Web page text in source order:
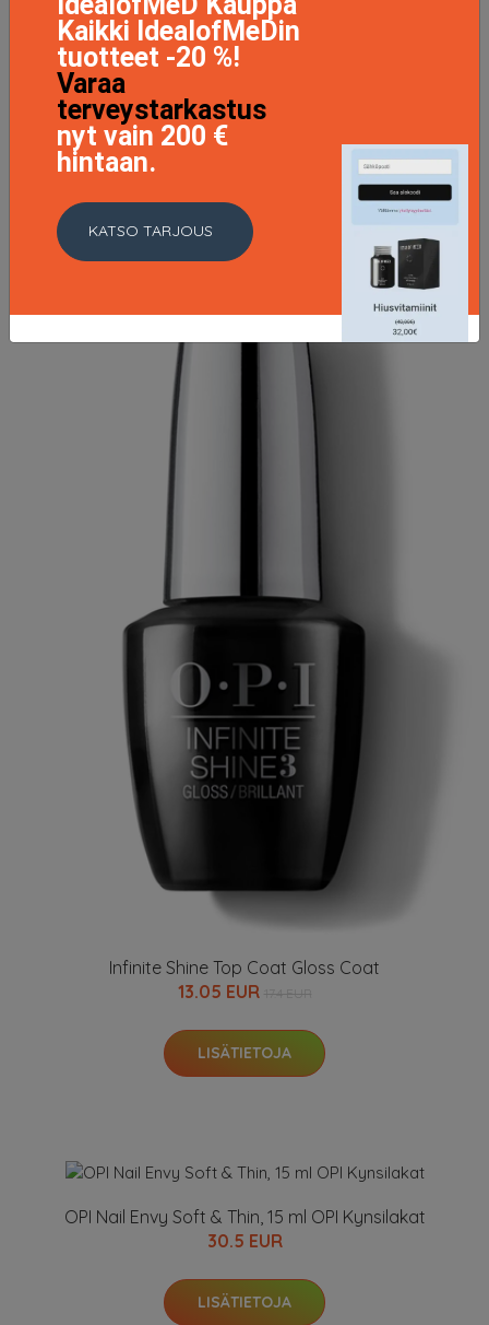
OPI Nail Lacquer, Bubble Bath, 15 ml OPI Värilakat
11.63 EUR
Infinite Shine Top Coat Gloss Coat
13.05 EUR
LISÄTIETOJA
OPI Nail Envy Soft & Thin, 15 ml OPI Kynsilakat
30.5 EUR
LISÄTIETOJA
Kaikki IdealofMeDin
tuotteet -20 %!
Varaa
terveystarkastus
nyt vain 200 €
hintaan.
KATSO TARJOUS